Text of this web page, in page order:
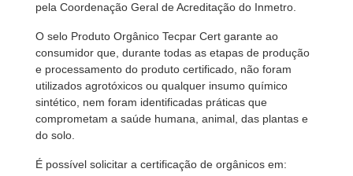
pela Coordenação Geral de Acreditação do Inmetro.
O selo Produto Orgânico Tecpar Cert garante ao
consumidor que, durante todas as etapas de produção
e processamento do produto certificado, não foram
utilizados agrotóxicos ou qualquer insumo químico
sintético, nem foram identificadas práticas que
comprometam a saúde humana, animal, das plantas e
do solo.
É possível solicitar a certificação de orgânicos em: